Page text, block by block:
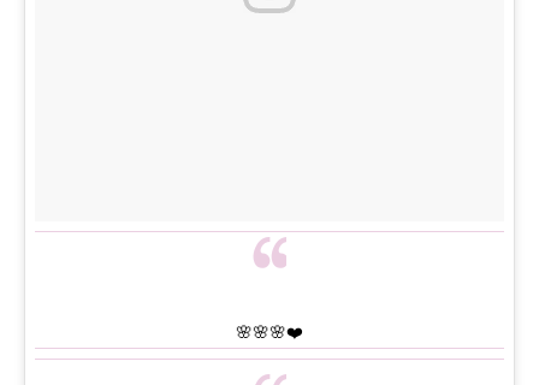
🌸🌸🌸❤️